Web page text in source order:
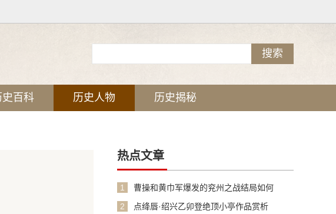
史百科 历史人物 历史揭秘
热点文章
1
曹操和黄巾军爆发的兖州之战结局如何
2
点绛唇·绍兴乙卯登绝顶小亭作品赏析